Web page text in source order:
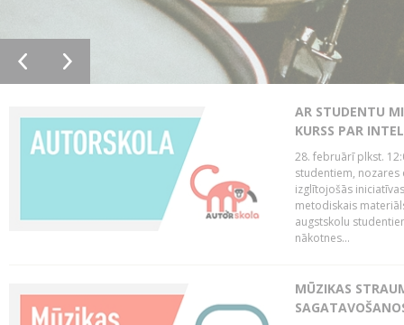
AR STUDENTU
KURSS PAR
28. februārī plkst.
studentiem,
izglītojošās
metodiskais
augstskolu
nākotnes...
MŪZIKAS